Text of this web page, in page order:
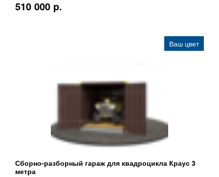
510 000 p.
Ваш цвет
Сборно-разборный гараж для квадроцикла Краус 3
метра